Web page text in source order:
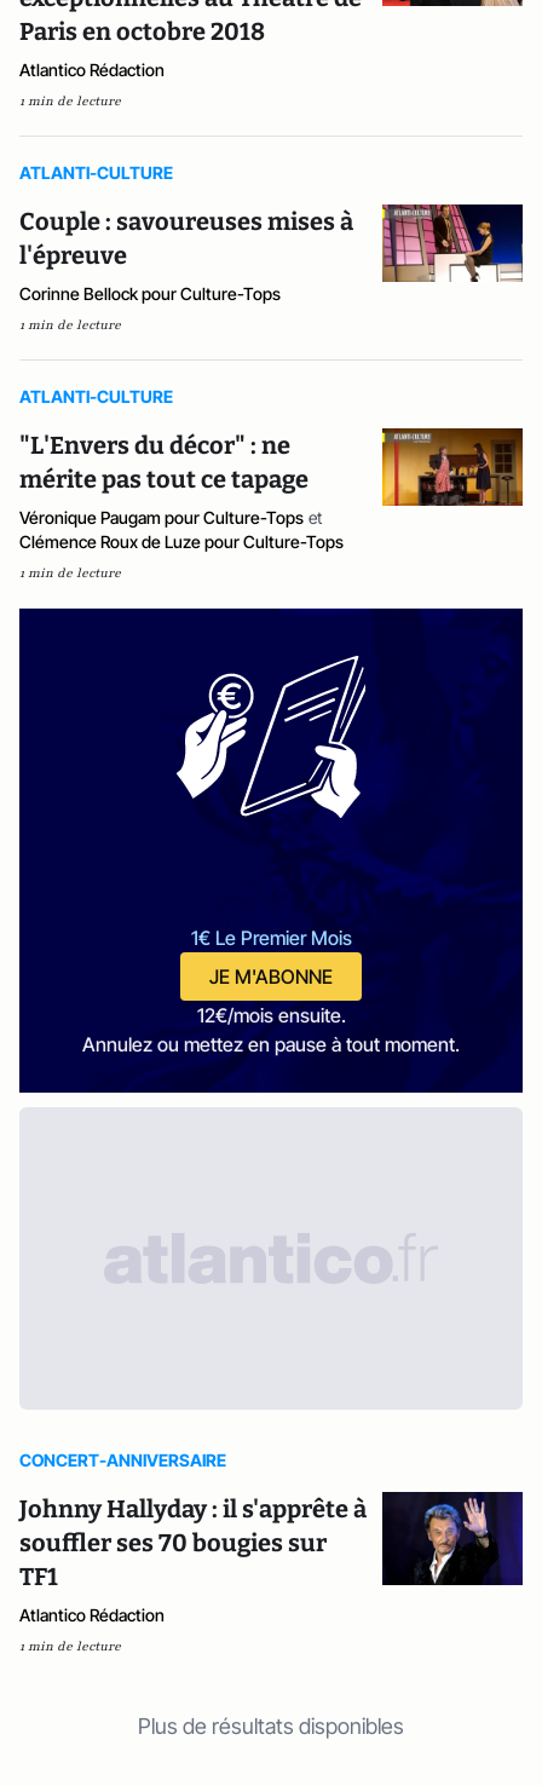
Paris en octobre 2018
Atlantico Rédaction
1 min de lecture
ATLANTI-CULTURE
Couple : savoureuses mises à
l'épreuve
Corinne Bellock pour Culture-Tops
1 min de lecture
ATLANTI-CULTURE
"L'Envers du décor" : ne
mérite pas tout ce tapage
Véronique Paugam pour Culture-Tops et
Clémence Roux de Luze pour Culture-Tops
1 min de lecture
1€ Le Premier Mois
JE M'ABONNE
12€/mois ensuite.
Annulez ou mettez en pause à tout moment.
CONCERT-ANNIVERSAIRE
Johnny Hallyday : il s'apprête à
souffler ses 70 bougies sur
TF1
Atlantico Rédaction
1 min de lecture
Plus de résultats disponibles